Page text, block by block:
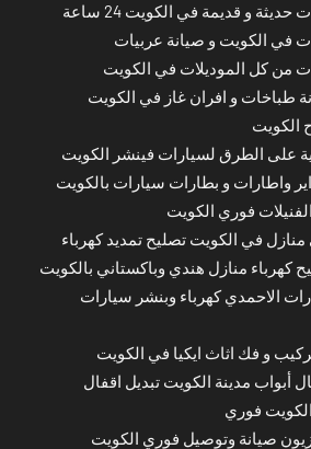
و قديمة في الكويت 24 ساعة
في الكويت و صيانة عربيات
من كل الموديلات في الكويت
طباخات و افران غاز في الكويت
الكويت
على الطرق لسيارات فينشر الكويت
واطارات و بطارات سيارات بالكويت
فوري الكويت
في الكويت تصليح تمديد كهرباء
كهرباء منازل هندي وباكستاني بالكويت
الاحمدي كهرباء وبنشر سيارات
و فك اثاث ايكيا في الكويت
أبواب مدينة الكويت تبديل اقفال
فوري
صيانة وتوصيل فوري الكويت